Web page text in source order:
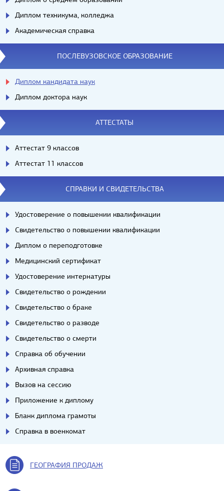
Диплом техникума, колледжа
Академическая справка
ПОСЛЕВУЗОВСКОЕ ОБРАЗОВАНИЕ
Диплом кандидата наук
Диплом доктора наук
АТТЕСТАТЫ
Аттестат 9 классов
Аттестат 11 классов
СПРАВКИ И СВИДЕТЕЛЬСТВА
Удостоверение о повышении квалификации
Свидетельство о повышении квалификации
Диплом о переподготовке
Медицинский сертификат
Удостоверение интернатуры
Свидетельство о рождении
Свидетельство о браке
Свидетельство о разводе
Свидетельство о смерти
Справка об обучении
Архивная справка
Вызов на сессию
Приложение к диплому
Бланк диплома грамоты
Справка в военкомат
ГЕОГРАФИЯ ПРОДАЖ